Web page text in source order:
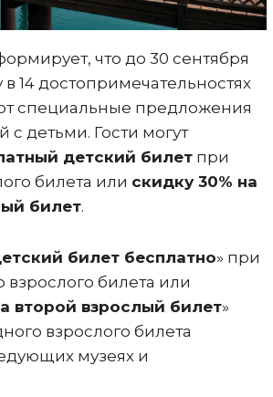
что до 30 сентября
в 14 достопримечательностях
специальные предложения
с детьми. Гости могут
детский билетпри
билета или скидку 30% на
билет.
билет бесплатно» при
взрослого билета или
второй взрослый билет»
взрослого билета
музеях и